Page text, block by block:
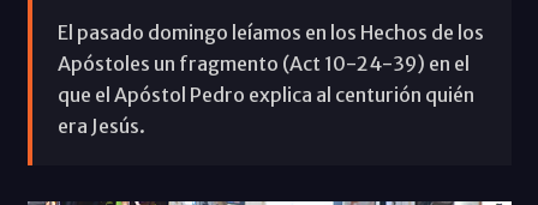
El pasado domingo leíamos en los Hechos de los
Apóstoles un fragmento (Act 10-24-39) en el
que el Apóstol Pedro explica al centurión quién
era Jesús.